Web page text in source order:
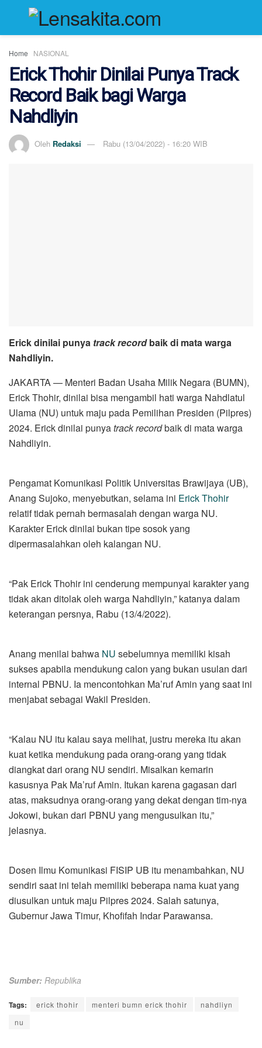
Home NASIONAL
Erick Thohir Dinilai Punya Track
Record Baik bagi Warga
Nahdliyin
Oleh Redaksi Rabu (13/04/2022) - 16:20 WIB
Erick dinilai punya track recordbaik di mata warga
Nahdliyin.
JAKARTA — Menteri Badan Usaha Milik Negara (BUMN),
Erick Thohir, dinilai bisa mengambil hati warga Nahdlatul
Ulama (NU) untuk maju pada Pemilihan Presiden (Pilpres)
2024. Erick dinilai punyatrack recordbaik di mata warga
Nahdliyin.
Pengamat Komunikasi Politik Universitas Brawijaya (UB),
Anang Sujoko, menyebutkan, selama ini Erick Thohir
relatif tidak pernah bermasalah dengan warga NU.
Karakter Erick dinilai bukan tipe sosok yang
dipermasalahkan oleh kalangan NU.
“Pak Erick Thohir ini cenderung mempunyai karakter yang
tidak akan ditolak oleh warga Nahdliyin,” katanya dalam
keterangan persnya, Rabu (13/4/2022).
Anang menilai bahwa NU sebelumnya memiliki kisah
sukses apabila mendukung calon yang bukan usulan dari
internal PBNU. Ia mencontohkan Ma’ruf Amin yang saat ini
menjabat sebagai Wakil Presiden.
“Kalau NU itu kalau saya melihat, justru mereka itu akan
kuat ketika mendukung pada orang-orang yang tidak
diangkat dari orang NU sendiri. Misalkan kemarin
kasusnya Pak Ma’ruf Amin. Itukan karena gagasan dari
atas, maksudnya orang-orang yang dekat dengan tim-nya
Jokowi, bukan dari PBNU yang mengusulkan itu,”
jelasnya.
Dosen Ilmu Komunikasi FISIP UB itu menambahkan, NU
sendiri saat ini telah memiliki beberapa nama kuat yang
diusulkan untuk maju Pilpres 2024. Salah satunya,
Gubernur Jawa Timur, Khofifah Indar Parawansa.
Sumber: Republika
Tags: erick thohir menteri bumn erick thohir
nahdliyn
nu